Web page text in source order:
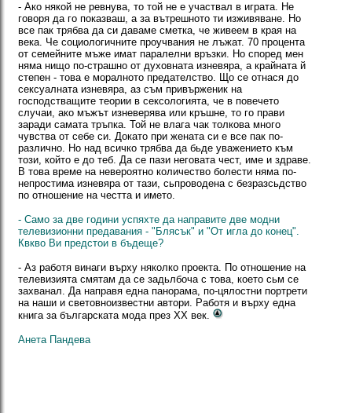
- Ако някой не ревнува, то той не е участвал в играта. Не
говоря да го показваш, а за вътрешното ти изживяване. Но
все пак трябва да си даваме сметка, че живеем в края на
века. Че социологичните проучвания не лъжат. 70 процента
от семейните мъже имат паралелни връзки. Но според мен
няма нищо по-страшно от духовната изневяра, а крайната й
степен - това е моралното предателство. Що се отнася до
сексуалната изневяра, аз съм привърженик на
господстващите теории в сексологията, че в повечето
случаи, ако мъжът изневерява или кръшне, то го прави
заради самата тръпка. Той не влага чак толкова много
чувства от себе си. Докато при жената си е все пак по-
различно. Но над всичко трябва да бьде уважението към
този, който е до теб. Да се пази неговата чест, име и здраве.
B това време на невероятно количество болести няма по-
непростима изневяра от тази, сьпроводена с безразсьдство
по отношение на честта и името.
- Само за две години успяхте да направите две модни
телевизионни предавания - "Блясък" и "От игла до конец".
Квкво Ви предстои в бъдеще?
- Аз работя винаги върху няколко проекта. По отношение на
телевизията смятам да се задьлбоча с това, което сьм се
захванал. Да направя една панорама, по-цялостни портрети
на наши и световноизвестни автори. Работя и върху една
книга за българската мода през ХХ век.
Анета Пандева